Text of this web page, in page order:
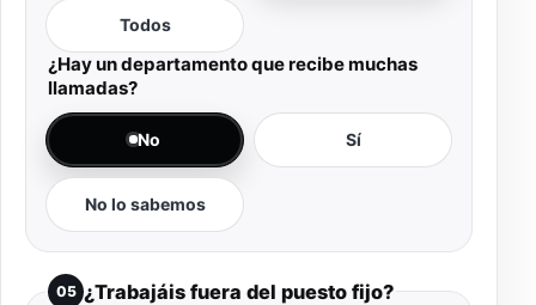
Todos
¿Hay un departamento que recibe muchas
llamadas?
No Sí
No lo sabemos
05 ¿Trabajáis fuera del puesto fijo?